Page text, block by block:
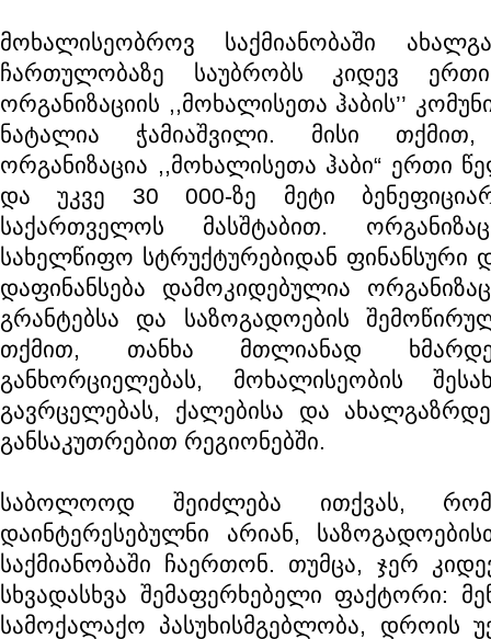
მოხალისეობროვ საქმიანობაში
ჩართულობაზე საუბრობს კიდევ
ორგანიზაციის ,,მოხალისეთა ჰაბის’’
ნატალია ჭამიაშვილი. მისი თქმით,
ორგანიზაცია ,,მოხალისეთა ჰაბი“ ერთი
და უკვე 30 000-ზე მეტი
საქართველოს მასშტაბით.
სახელწიფო სტრუქტურებიდან ფინანსური
დაფინანსება დამოკიდებულია
გრანტებსა და საზოგადოების
თქმით, თანხა მთლიანად
განხორციელებას, მოხალისეობის
გავრცელებას, ქალებისა და
განსაკუთრებით რეგიონებში.
საბოლოოდ შეიძლება ითქვას, რომ
დაინტერესებულნი არიან,
საქმიანობაში ჩაერთონ. თუმცა, ჯერ
სხვადასხვა შემაფერხებელი ფაქტორი:
სამოქალაქო პასუხისმგებლობა, დროის